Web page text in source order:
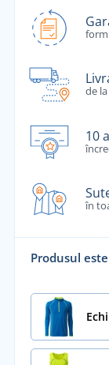
de
10
în
Produsul